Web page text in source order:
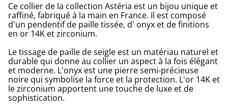
Ce collier de la collection Astéria est un bijou unique et
raffiné, fabriqué à la main en France. Il est composé
d'un pendentif de paille tissée, d' onyx et de finitions
en or 14K et zirconium.
Le tissage de paille de seigle est un matériau naturel et
durable qui donne au collier un aspect à la fois élégant
et moderne. L'onyx est une pierre semi-précieuse
noire qui symbolise la force et la protection. L'or 14K et
le zirconium apportent une touche de luxe et de
sophistication.